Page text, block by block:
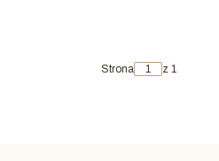
Strona z 1